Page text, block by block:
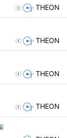
등록자 THEON
등록자 THEON
등록자 THEON
등록자 THEON